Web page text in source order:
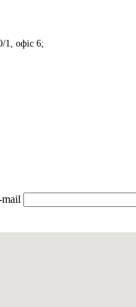
1, офіс 6;